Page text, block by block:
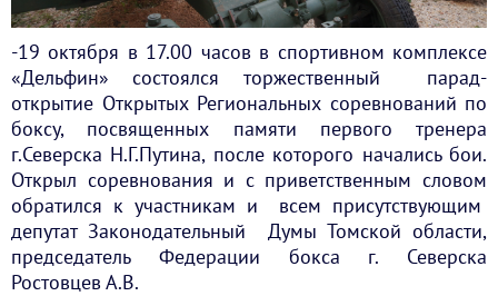
-19 октября в 17.00 часов в спортивном комплексе
«Дельфин» состоялся торжественный парад-
открытие Открытых Региональных соревнований по
боксу, посвященных памяти первого тренера
г.Северска Н.Г.Путина, после которого начались бои.
Открыл соревнования и с приветственным словом
обратился к участникам и всем присутствующим
депутат Законодательный Думы Томской области,
председатель Федерации бокса г. Северска
Ростовцев А.В.